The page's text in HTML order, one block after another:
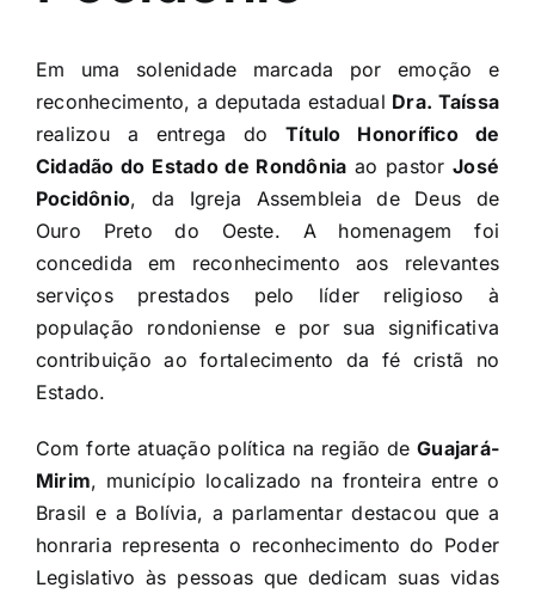
Em uma solenidade marcada por emoção e
reconhecimento, a deputada estadual Dra. Taíssa
realizou a entrega doTítulo Honorífico de
Cidadão do Estado de Rondônia ao pastorJosé
Pocidônio, da Igreja Assembleia de Deus de
Ouro Preto do Oeste. A homenagem foi
concedida em reconhecimento aos relevantes
serviços prestados pelo líder religioso à
população rondoniense e por sua significativa
contribuição ao fortalecimento da fé cristã no
Estado.
Com forte atuação política na região deGuajará-
Mirim, município localizado na fronteira entre o
Brasil e a Bolívia, a parlamentar destacou que a
honraria representa o reconhecimento do Poder
Legislativo às pessoas que dedicam suas vidas